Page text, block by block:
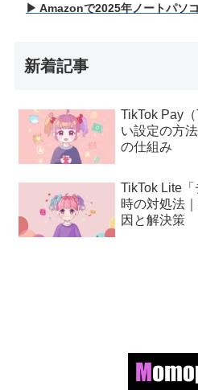
▶ Amazonで2025年ノートパソ
新着記事
TikTok Pay
い設定の方
の仕組み
TikTok Lite
時の対処法
因と解決策